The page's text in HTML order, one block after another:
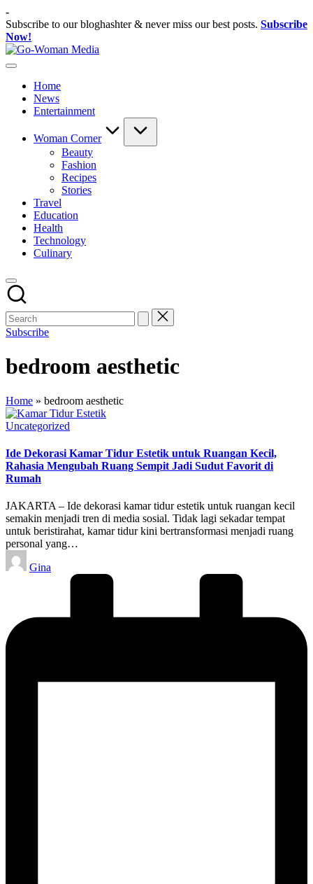
Skip
to
content
-
Subscribe to our bloghashter & never miss our best posts. Subscribe
Now!
Portal
Untuk
Wanita
Indonesia
Home
News
Entertainment
Woman Corner
Beauty
Fashion
Recipes
Stories
Travel
Education
Health
Technology
Culinary
Subscribe
bedroom aesthetic
Home » bedroom aesthetic
Posted
Uncategorized
Ide Dekorasi Kamar Tidur Estetik untuk Ruangan Kecil,
Rahasia Mengubah Ruang Sempit Jadi Sudut Favorit di
Rumah
JAKARTA – Ide dekorasi kamar tidur estetik untuk ruangan kecil
semakin menjadi tren di media sosial. Tidak lagi sekadar tempat
untuk beristirahat, kamar tidur kini bertransformasi menjadi ruang
personal yang…
Posted
by
Gina